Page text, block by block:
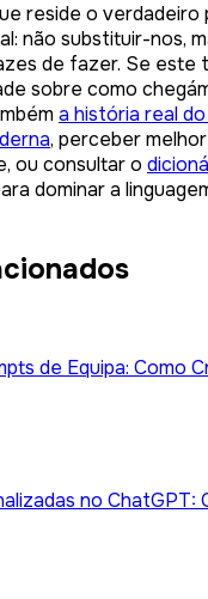
reside o verdadeiro
não substituir-nos,
de fazer. Se este
sobre como
a história real
, perceber melhor
ou consultar o
dominar a
de Equipa: Como
no ChatGPT: